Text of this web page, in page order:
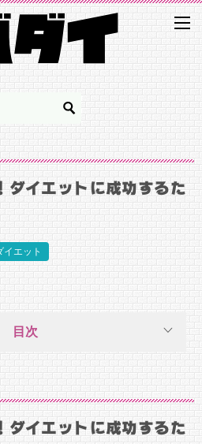
ダイエットに成功するた
エット
目次
ダイエットに成功するた